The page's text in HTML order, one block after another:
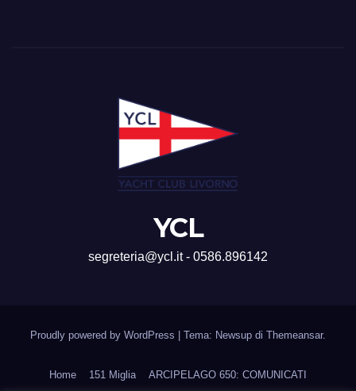
YCL
segreteria@ycl.it - 0586.896142
Proudly powered by WordPress Tema: Newsup di Themeansar.
Home 151 Miglia ARCIPELAGO 650: COMUNICATI